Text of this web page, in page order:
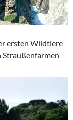
ersten Wildtiere
Straußenfarmen